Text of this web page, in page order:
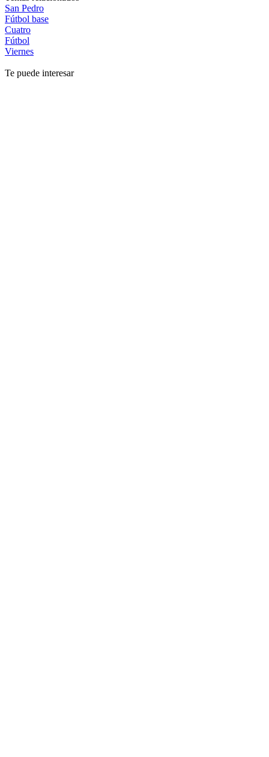
San Pedro
Fútbol base
Cuatro
Fútbol
Viernes
Te puede interesar